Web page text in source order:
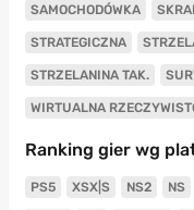
SAMOCHODÓWKA
STRATEGICZNA
STRZELANINA TAK.
WIRTUALNA
Ranking gier wg
PS5 XSX|S NS2 NS